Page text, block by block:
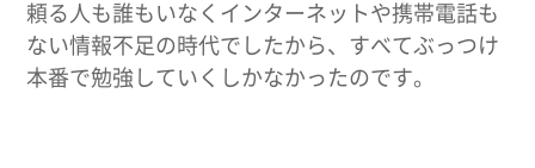
頼る人も誰もいなくインターネットや携帯電話も
ない情報不足の時代でしたから、すべてぶっつけ
本番で勉強していくしかなかったのです。